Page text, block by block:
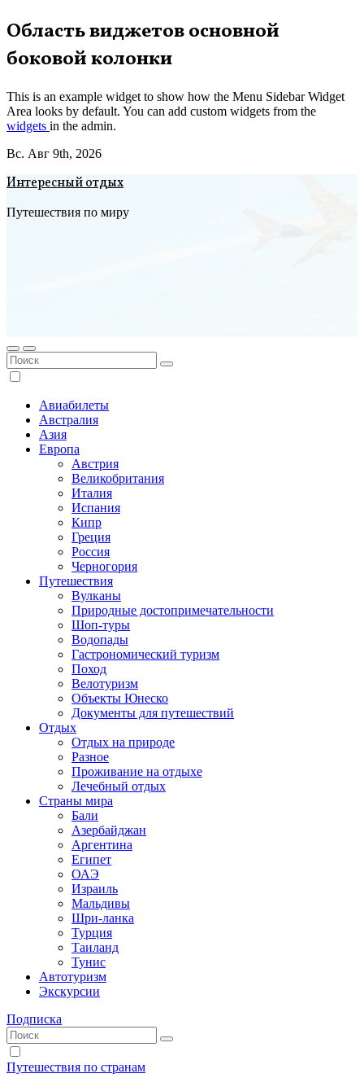
Перейти
к
содержимому
Область виджетов основной
боковой колонки
This is an example widget to show how the Menu Sidebar Widget
Area looks by default. You can add custom widgets from the
widgets in the admin.
Вс. Авг 9th, 2026
Интересный отдых
Путешествия по миру
Авиабилеты
Австралия
Азия
Европа
Австрия
Великобритания
Италия
Испания
Кипр
Греция
Россия
Черногория
Путешествия
Вулканы
Природные достопримечательности
Шоп-туры
Водопады
Гастрономический туризм
Поход
Велотуризм
Объекты Юнеско
Документы для путешествий
Отдых
Отдых на природе
Разное
Проживание на отдыхе
Лечебный отдых
Страны мира
Бали
Азербайджан
Аргентина
Египет
ОАЭ
Израиль
Мальдивы
Шри-ланка
Турция
Таиланд
Тунис
Автотуризм
Экскурсии
Подписка
Путешествия по странам